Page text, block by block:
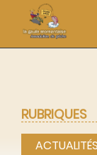
RUBRIQUES
ACTUALITÉS